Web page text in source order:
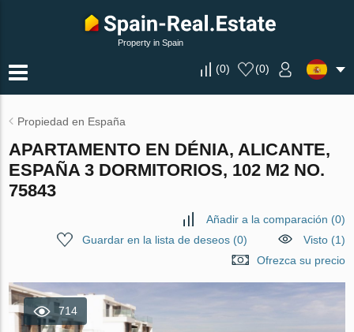
Property in Spain
(0) (0)
Propiedad en España
APARTAMENTO EN DÉNIA, ALICANTE,
ESPAÑA 3 DORMITORIOS, 102 M2 NO.
75843
Añadir a la comparación (0)
Guardar en la lista de deseos(0)
Visto (1)
Ofrezca su precio
714